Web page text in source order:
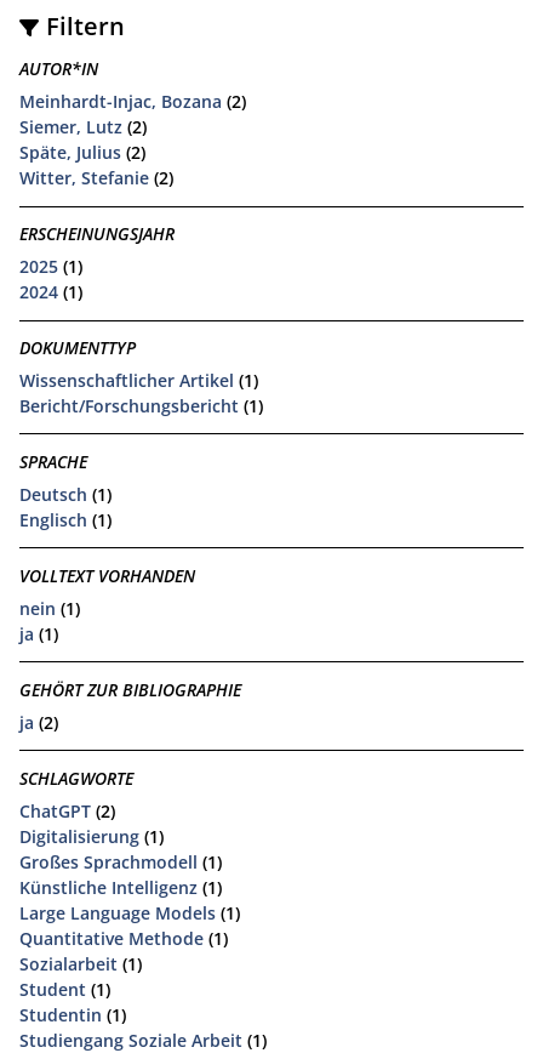
Filtern
AUTOR*IN
Meinhardt-Injac, Bozana (2)
Siemer, Lutz (2)
Späte, Julius (2)
Witter, Stefanie (2)
ERSCHEINUNGSJAHR
2025 (1)
2024 (1)
DOKUMENTTYP
Wissenschaftlicher Artikel (1)
Bericht/Forschungsbericht (1)
SPRACHE
Deutsch (1)
Englisch (1)
VOLLTEXT VORHANDEN
nein (1)
ja (1)
GEHÖRT ZUR BIBLIOGRAPHIE
ja (2)
SCHLAGWORTE
ChatGPT (2)
Digitalisierung (1)
Großes Sprachmodell (1)
Künstliche Intelligenz (1)
Large Language Models (1)
Quantitative Methode (1)
Sozialarbeit (1)
Student (1)
Studentin (1)
Studiengang Soziale Arbeit (1)